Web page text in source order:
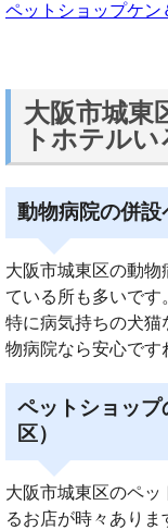
ペットショップケン
大阪市城東
トホテル
動物病院の併
大阪市城東区の動物
ている所も多いです
特に病気持ちの犬猫
物病院なら安心です
ペットショッ
区）
大阪市城東区のペ
るお店が時々ありま